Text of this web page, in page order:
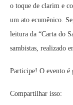
o toque de clarim e
um ato ecumênico.
leitura da “Carta do
sambistas, realizado
Participe! O evento é
Compartilhar isso: